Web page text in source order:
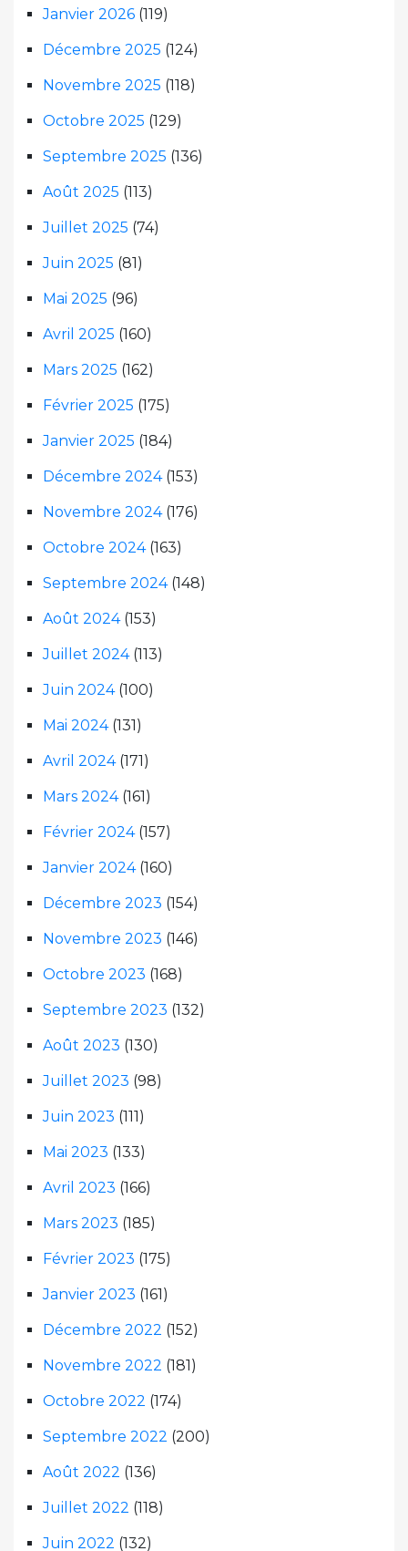
Janvier 2026 (119)
Décembre 2025 (124)
Novembre 2025 (118)
Octobre 2025 (129)
Septembre 2025 (136)
Août 2025 (113)
Juillet 2025 (74)
Juin 2025 (81)
Mai 2025 (96)
Avril 2025 (160)
Mars 2025 (162)
Février 2025 (175)
Janvier 2025 (184)
Décembre 2024(153)
Novembre 2024(176)
Octobre 2024(163)
Septembre 2024(148)
Août 2024(153)
Juillet 2024(113)
Juin 2024(100)
Mai 2024(131)
Avril 2024(171)
Mars 2024(161)
Février 2024(157)
Janvier 2024(160)
Décembre 2023 (154)
Novembre 2023 (146)
Octobre 2023 (168)
Septembre 2023 (132)
Août 2023 (130)
Juillet 2023 (98)
Juin 2023 (111)
Mai 2023 (133)
Avril 2023 (166)
Mars 2023 (185)
Février 2023 (175)
Janvier 2023 (161)
Décembre 2022 (152)
Novembre 2022 (181)
Octobre 2022 (174)
Septembre 2022 (200)
Août 2022 (136)
Juillet 2022 (118)
Juin 2022 (132)